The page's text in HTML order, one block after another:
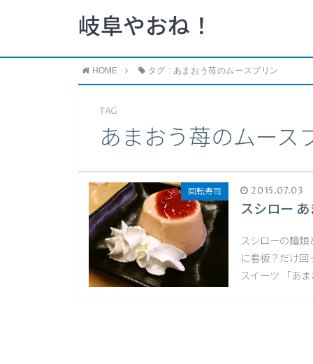
岐阜やおね！
HOME タグ : あまおう苺のムースプリン
TAG
あまおう苺のムース
回転寿司 2015.07.03
スシロー
スシローの麺
に看板？だけ
スイーツ 「あ